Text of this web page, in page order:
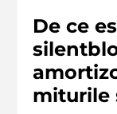
De ce
miturile